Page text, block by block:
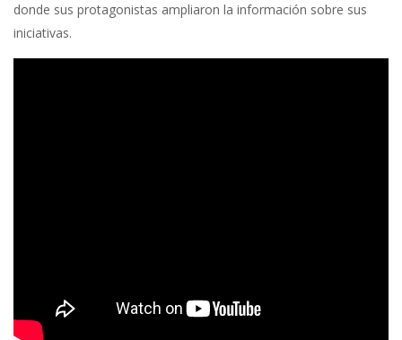
donde sus protagonistas ampliaron la información sobre sus
iniciativas.